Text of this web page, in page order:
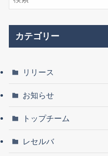
カテゴリー
リリース
お知らせ
トップチーム
レセルバ